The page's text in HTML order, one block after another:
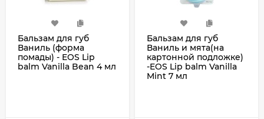
Бальзам для губ
Ваниль (форма
помады) - EOS Lip
balm Vanilla Bean 4 мл
Бальзам для губ
Ваниль и мята(на
картонной подложке)
-EOS Lip balm Vanilla
Mint 7 мл